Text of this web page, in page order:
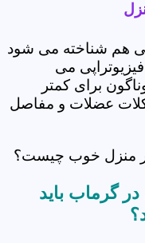
هم شناخته می شود
می
برای کمتر
عضلات و مفاصل
در منزل خوب چیست؟
گرماب باید